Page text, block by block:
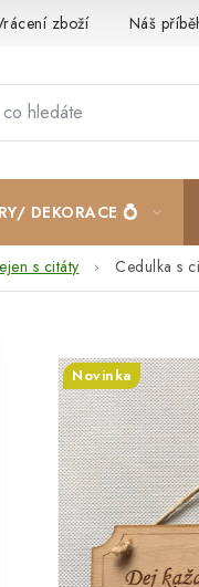
zboží Náš
DEKORACE 💍
s citáty Cedulka s
Novinka